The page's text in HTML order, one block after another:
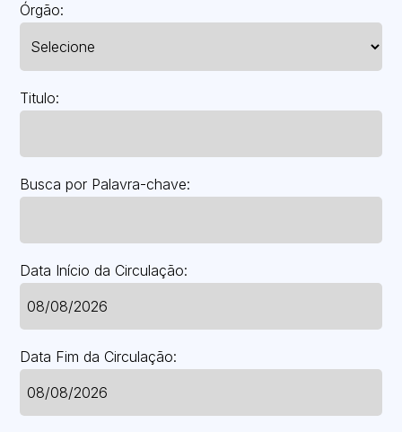
Órgão:
Titulo:
Busca por Palavra-chave:
Data Início da Circulação:
Data Fim da Circulação: